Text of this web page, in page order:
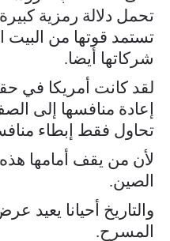
تحمل دلالة رمزية
تستمد قوتها من
شركاتها أيضا.
لقد كانت أمريكا في
إعادة منافسها إلى
تحاول فقط إبطاء
لأن من يقف أمامها هذه
الصين.
والتاريخ أحيانا يعيد
المسرح.